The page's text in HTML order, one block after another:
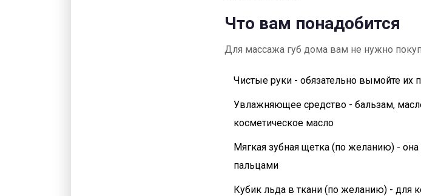
Что вам понадобится
Для массажа губ дома вам не нужно
Чистые руки - обязательно вымойте их
Увлажняющее средство - бальзам,
косметическое масло
Мягкая зубная щетка (по желанию) -
пальцами
Кубик льда в ткани (по желанию) - для